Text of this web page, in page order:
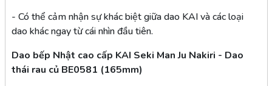
- Có thể cảm nhận sự khác biệt giữa dao KAI và các loại
dao khác ngay từ cái nhìn đầu tiên.
Dao bếp Nhật cao cấp KAI Seki Man Ju Nakiri - Dao
thái rau củ BE0581 (165mm)